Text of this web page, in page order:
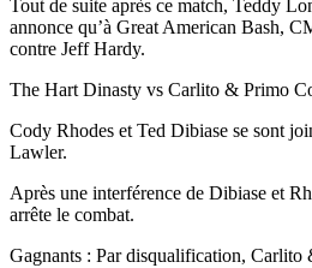
Tout de suite après ce match, Teddy
annonce qu’à Great American Bash,
contre Jeff Hardy.
The Hart Dinasty vs Carlito & Primo
Cody Rhodes et Ted Dibiase se sont
Lawler.
Après une interférence de Dibiase et
arrête le combat.
Gagnants : Par disqualification, Carlito